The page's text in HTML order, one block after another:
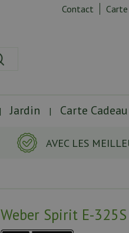
AVEC LES
Contact
Jardin Carte Cadeau
Weber Spirit E-325S